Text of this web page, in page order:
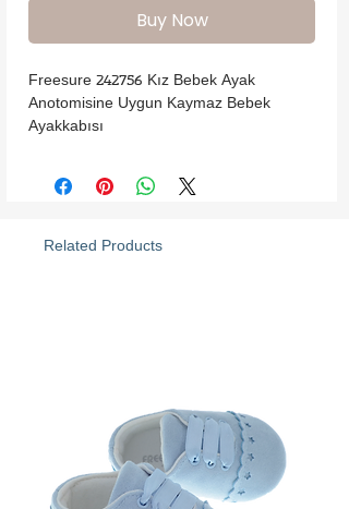
Buy Now
Freesure 242756 Kız Bebek Ayak
Anotomisine Uygun Kaymaz Bebek
Ayakkabısı
Related Products